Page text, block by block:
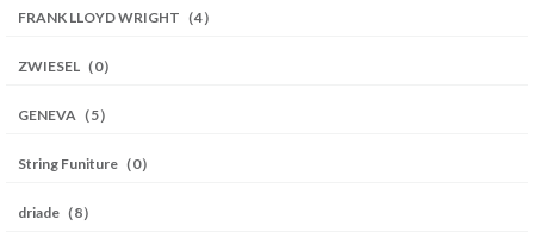
FRANK LLOYD WRIGHT（4）
ZWIESEL（0）
GENEVA（5）
String Funiture（0）
driade（8）